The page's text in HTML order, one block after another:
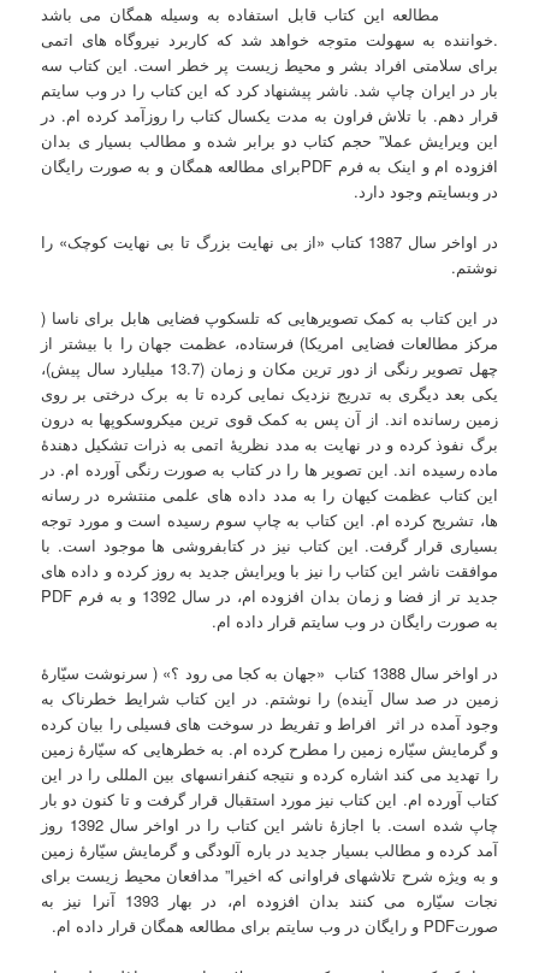
مطالعه این کتاب قابل استفاده به وسیله همگان می باشد
.خواننده به سهولت متوجه خواهد شد که کاربرد نیروگاه های اتمی
برای سلامتی افراد بشر و محیط زیست پر خطر است. این کتاب سه
بار در ایران چاپ شد. ناشر پیشنهاد کرد که این کتاب را در وب سایتم
قرار دهم. با تلاش فراون به مدت یکسال کتاب را روزآمد کرده ام. در
این ویرایش عملا” حجم کتاب دو برابر شده و مطالب بسیار ی بدان
افزوده ام و اینک به فرم PDFبرای مطالعه همگان و به صورت رایگان
در وبسایتم وجود دارد.
در اواخر سال 1387 کتاب «از بی نهایت بزرگ تا بی نهایت کوچک» را
نوشتم.
در این کتاب به کمک تصویرهایی که تلسکوپ فضایی هابل برای ناسا (
مرکز مطالعات فضایی امریکا) فرستاده، عظمت جهان را با بیشتر از
چهل تصویر رنگی از دور ترین مکان و زمان (13.7 میلیارد سال پیش)،
یکی بعد دیگری به تدریج نزدیک نمایی کرده تا به برک درختی بر روی
زمین رسانده اند. از آن پس به کمک قوی ترین میکروسکوپها به درون
برگ نفوذ کرده و در نهایت به مدد نظریۀ اتمی به ذرات تشکیل دهندۀ
ماده رسیده اند. این تصویر ها را در کتاب به صورت رنگی آورده ام. در
این کتاب عظمت کیهان را به مدد داده های علمی منتشره در رسانه
ها، تشریح کرده ام. این کتاب به چاپ سوم رسیده است و مورد توجه
بسیاری قرار گرفت. این کتاب نیز در کتابفروشی ها موجود است. با
موافقت ناشر این کتاب را نیز با ویرایش جدید به روز کرده و داده های
جدید تر از فضا و زمان بدان افزوده ام، در سال 1392 و به فرم PDF
به صورت رایگان در وب سایتم قرار داده ام.
در اواخر سال 1388 کتاب «جهان به کجا می رود ؟» ( سرنوشت سیّارۀ
زمین در صد سال آینده) را نوشتم. در این کتاب شرایط خطرناک به
وجود آمده در اثر افراط و تفریط در سوخت های فسیلی را بیان کرده
و گرمایش سیّاره زمین را مطرح کرده ام. به خطرهایی که سیّارۀ زمین
را تهدید می کند اشاره کرده و نتیجه کنفرانسهای بین المللی را در این
کتاب آورده ام. این کتاب نیز مورد استقبال قرار گرفت و تا کنون دو بار
چاپ شده است. با اجازۀ ناشر این کتاب را در اواخر سال 1392 روز
آمد کرده و مطالب بسیار جدید در باره آلودگی و گرمایش سیّارۀ زمین
و به ویژه شرح تلاشهای فراوانی که اخیرا” مدافعان محیط زیست برای
نجات سیّاره می کنند بدان افزوده ام، در بهار 1393 آنرا نیز به
صورتPDF و رایگان در وب سایتم برای مطالعه همگان قرار داده ام.